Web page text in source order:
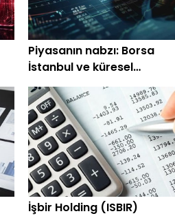
Piyasanın nabzı: Borsa
İstanbul ve küresel
piyasalarda gün
başlarken (7 Ağustos)
İşbir Holding (ISBIR)